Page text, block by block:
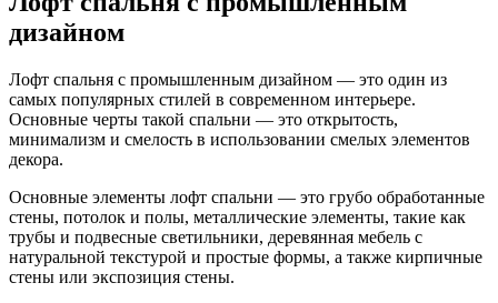
дизайном
Лофт спальня с промышленным дизайном — это один из
самых популярных стилей в современном интерьере.
Основные черты такой спальни — это открытость,
минимализм и смелость в использовании смелых элементов
декора.
Основные элементы лофт спальни — это грубо обработанные
стены, потолок и полы, металлические элементы, такие как
трубы и подвесные светильники, деревянная мебель с
натуральной текстурой и простые формы, а также кирпичные
стены или экспозиция стены.